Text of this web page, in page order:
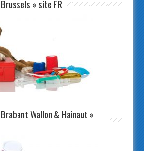
» site FR
Wallon & Hainaut »